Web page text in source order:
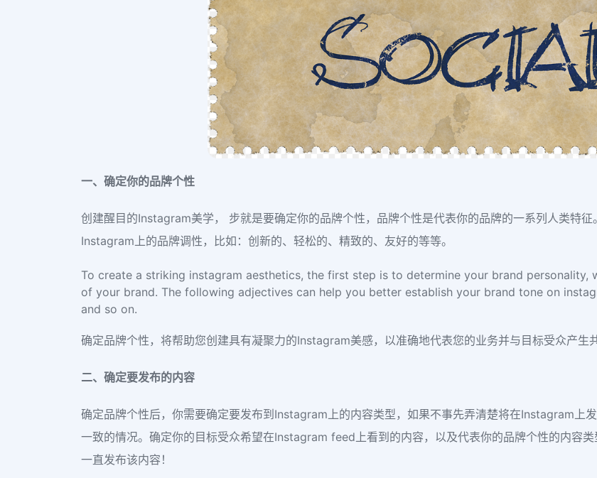
一、确定你的品牌个性
创建醒目的Instagram美学， 步就是要确定你的品牌个性，品牌个性是代表你的品牌的一系列人类特
Instagram上的品牌调性，比如：创新的、轻松的、精致的、友好的等等。
To create a striking instagram aesthetics, the first step is to determine your brand personality,
of your brand. The following adjectives can help you better establish your brand tone on
and so on.
确定品牌个性，将帮助您创建具有凝聚力的Instagram美感，以准确地代表您的业务并与目标受众产生共
二、确定要发布的内容
确定品牌个性后，你需要确定要发布到Instagram上的内容类型，如果不事先弄清楚将在Instagram上
一致的情况。确定你的目标受众希望在Instagram feed上看到的内容，以及代表你的品牌个性的内容
一直发布该内容！